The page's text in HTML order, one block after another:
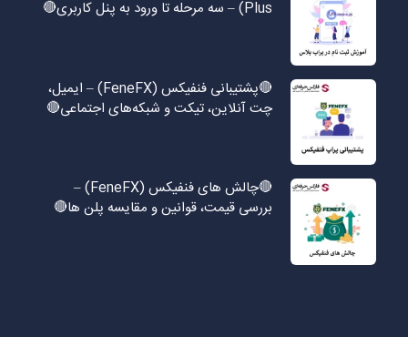
Plus) – سه مرحله تا ورود به پنل کاربری🔴
🔴پشتیبانی فنفیکس (FeneFX) – ایمیل،
چت آنلاین، تیکت و شبکه‌های اجتماعی🔴
🔴چالش های فنفیکس (FeneFX) –
بررسی قیمت، قوانین و مقایسه پلن ها🔴